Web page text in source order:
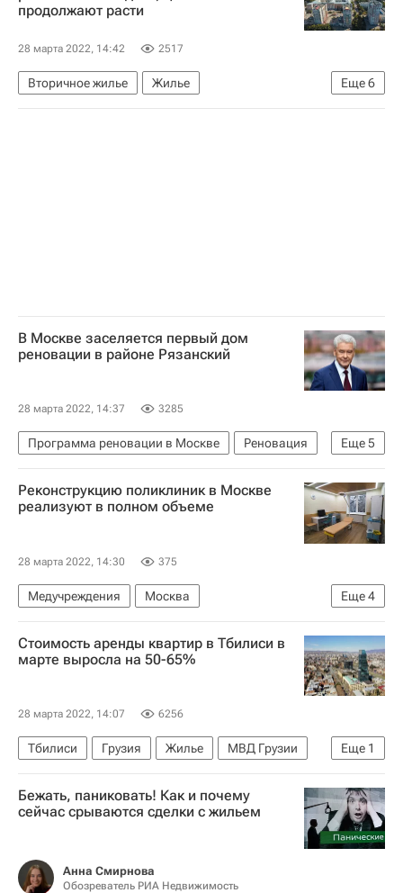
продолжают расти
28 марта 2022, 14:42 2517
Еще6
Вторичное жилье
Жилье
Центральный Банк РФ (ЦБ РФ)
Самара
В Москве заселяется первый дом
реновации в районе Рязанский
28 марта 2022, 14:37 3285
Еще5
Программа реновации в Москве
Реновация
Программа реновации в Москве
Жилье
Москва
Сергей Собянин Строительство
Реконструкцию поликлиник в Москве
реализуют в полном объеме
28 марта 2022, 14:30 375
Еще4
Медучреждения
Москва
Москва Сегодня: мегаполис для жизни
Капремонт
Капремонт в Москве
Стоимость аренды квартир в Тбилиси в
марте выросла на 50-65%
28 марта 2022, 14:07 6256
Еще 1
Тбилиси Грузия Жилье
МВД Грузии
Аренда
Бежать, паниковать! Как и почему
сейчас срываются сделки с жильем
Анна Смирнова
Обозреватель РИА Недвижимость